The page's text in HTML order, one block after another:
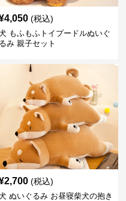
4,050 (税込)
もふもふトイプードルぬいぐ
るみ 親子セット
2,700 (税込)
ぬいぐるみ お昼寝柴犬の抱き